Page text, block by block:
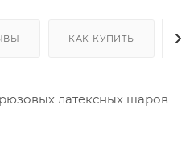
КАК КУПИТЬ
латексных шаров